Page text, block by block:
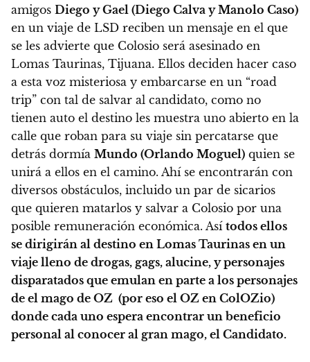
amigos Diego y Gael (Diego Calva y Manolo Caso)
en un viaje de LSD reciben un mensaje en el que
se les advierte que Colosio será asesinado en
Lomas Taurinas, Tijuana. Ellos deciden hacer caso
a esta voz misteriosa y embarcarse en un “road
trip” con tal de salvar al candidato, como no
tienen auto el destino les muestra uno abierto en la
calle que roban para su viaje sin percatarse que
detrás dormía Mundo (Orlando Moguel) quien se
unirá a ellos en el camino. Ahí se encontrarán con
diversos obstáculos, incluido un par de sicarios
que quieren matarlos y salvar a Colosio por una
posible remuneración económica. Así todos ellos
se dirigirán al destino en Lomas Taurinas en un
viaje lleno de drogas, gags, alucine, y personajes
disparatados que emulan en parte a los personajes
de el mago de OZ (por eso el OZ en ColOZio)
donde cada uno espera encontrar un beneficio
personal al conocer al gran mago, el Candidato.